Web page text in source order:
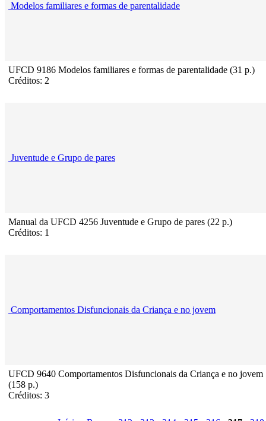
Modelos familiares e formas de parentalidade
UFCD 9186 Modelos familiares e formas de parentalidade (31 p.)
Créditos: 2
Juventude e Grupo de pares
Manual da UFCD 4256 Juventude e Grupo de pares (22 p.)
Créditos: 1
Comportamentos Disfuncionais da Criança e no jovem
UFCD 9640 Comportamentos Disfuncionais da Criança e no jovem
(158 p.)
Créditos: 3